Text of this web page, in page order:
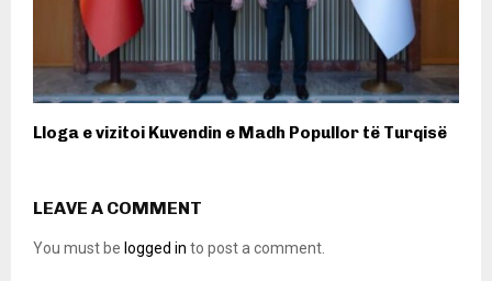
Lloga e vizitoi Kuvendin e Madh Popullor të Turqisë
LEAVE A COMMENT
You must be logged in to post a comment.